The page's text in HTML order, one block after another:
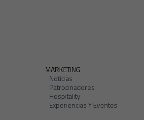
MARKETING
Noticias
Patrocinadores
Hospitality
Experiencias Y Eventos